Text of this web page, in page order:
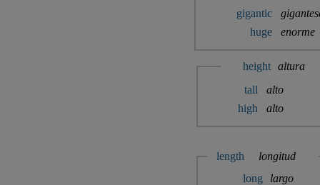
gigantic
huge
enorme
height altura
tall
alto
high
alto
length
longitud
long
largo